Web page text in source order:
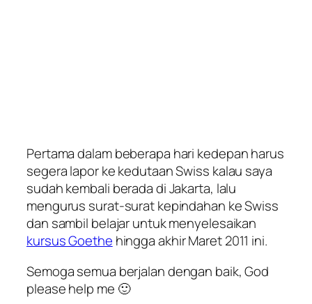
Pertama dalam beberapa hari kedepan harus
segera lapor ke kedutaan Swiss kalau saya
sudah kembali berada di Jakarta, lalu
mengurus surat-surat kepindahan ke Swiss
dan sambil belajar untuk menyelesaikan
kursus Goethe hingga akhir Maret 2011 ini.
Semoga semua berjalan dengan baik, God
please help me 🙂